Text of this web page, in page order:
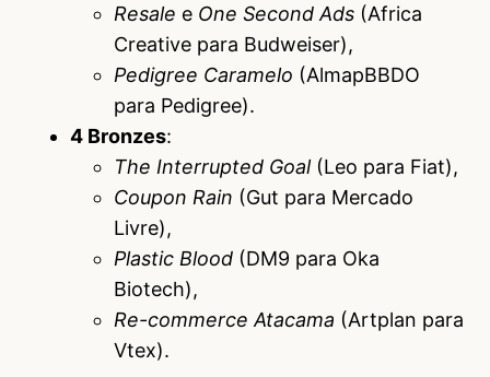
Resale e One Second Ads (Africa
Creative para Budweiser),
Pedigree Caramelo (AlmapBBDO
para Pedigree).
4 Bronzes:
The Interrupted Goal(Leo para Fiat),
Coupon Rain (Gut para Mercado
Livre),
Plastic Blood (DM9 para Oka
Biotech),
Re-commerce Atacama (Artplan para
Vtex).